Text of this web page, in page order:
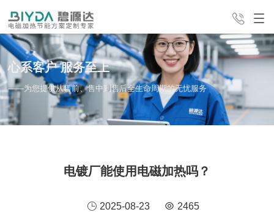
产品中心 解决方案 经典案例
服务支持 新闻中心 公司介绍 24H全国咨询热线
心系客户 服务至上
——为您提供从售前、售中到售后全生命周期的无忧服务
电镀厂能使用电磁加热吗？
2025-08-23 2465